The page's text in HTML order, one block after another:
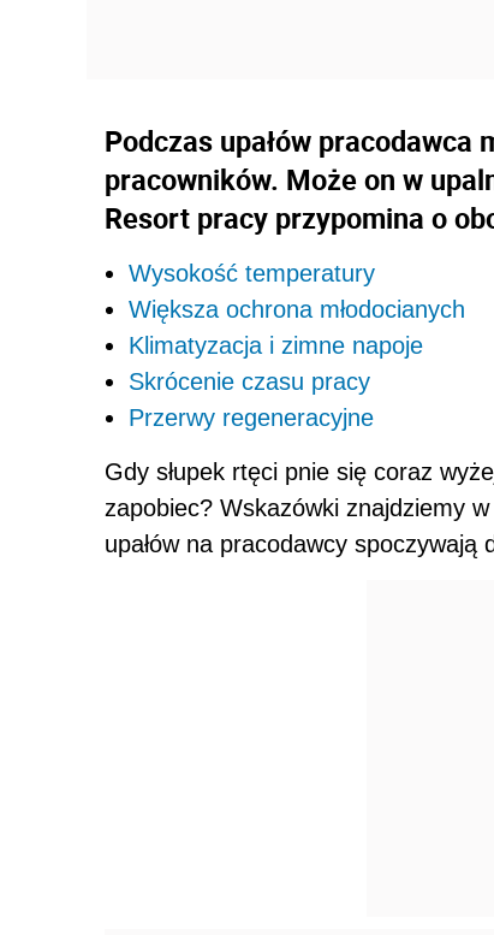
Podczas upałów pracodawca
pracowników. Może on w
Resort pracy przypomina o
Wysokość temperatury
Większa ochrona młodocianych
Klimatyzacja i zimne napoje
Skrócenie czasu pracy
Przerwy regeneracyjne
Gdy słupek rtęci pnie się coraz
zapobiec? Wskazówki znajdziemy
upałów na pracodawcy spoczywają